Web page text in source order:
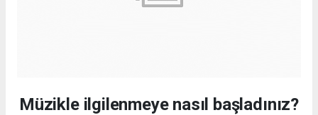
Müzikle ilgilenmeye nasıl başladınız?